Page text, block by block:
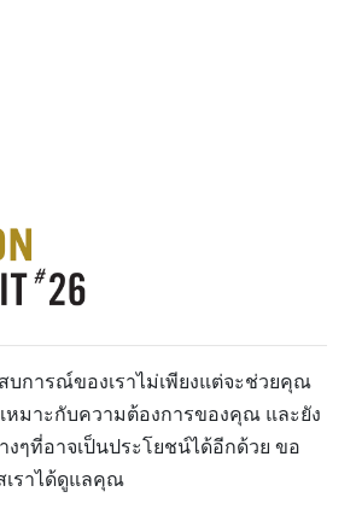
บการณ์ของเราไม่เพียงแต่จะช่วยคุณ
หมาะกับความต้องการของคุณ และยัง
ๆที่อาจเป็นประโยชน์ได้อีกด้วย ขอ
ราได้ดูแลคุณ